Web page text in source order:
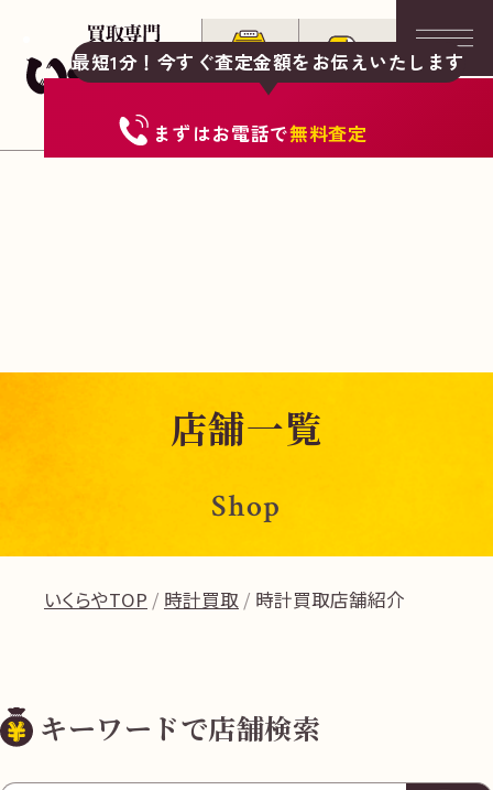
最短1分！今すぐ査定金額をお伝えいたします
まずはお電話で無料査定
店舗一覧
Shop
いくらやTOP 時計買取 時計買取店舗紹介
キーワードで店舗検索